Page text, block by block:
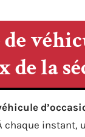
de la
chaque instant,